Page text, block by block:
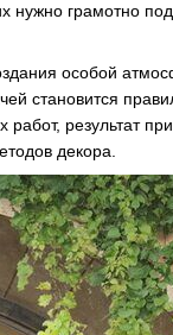
грамотно
особой
становится
результат
декора.